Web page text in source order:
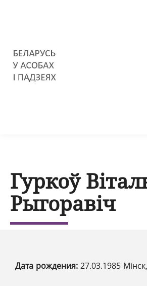
Гуркоў
Рыгоравіч
Дата рождения: 27.03.1985